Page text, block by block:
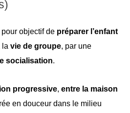
objectif de préparer l’enfant
la vie de groupe, par une
socialisation.
progressive, entre la maison
en douceur dans le milieu